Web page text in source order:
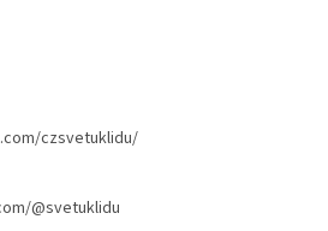
czsvetuklidu/
@svetuklidu